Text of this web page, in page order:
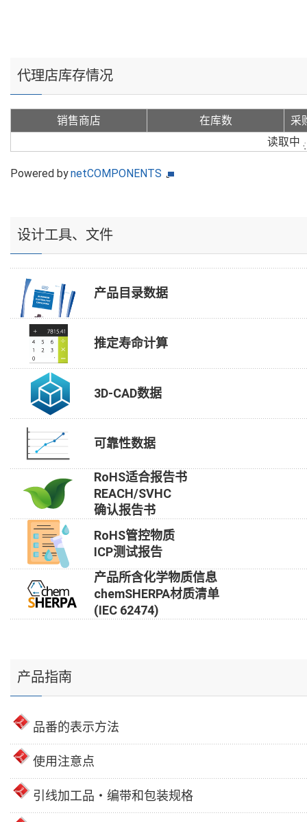
代理店库存情况
销售商店 在库数
采
读取中
Powered bynetCOMPONENTS
设计工具、文件
产品目录数据
推定寿命计算
3D-CAD数据
可靠性数据
RoHS适合报告书
REACH/SVHC
确认报告书
RoHS管控物质
ICP测试报告
产品所含化学物质信息
chemSHERPA材质清单
(IEC 62474)
产品指南
品番的表示方法
使用注意点
引线加工品・编带和包装规格